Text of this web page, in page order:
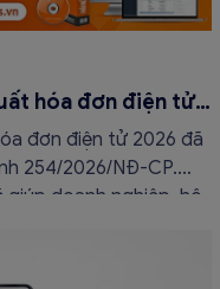
hóa đơn điện tử
đơn điện tử 2026 đã
254/2026/NĐ-CP.
doanh nghiệp, hộ
áp […]